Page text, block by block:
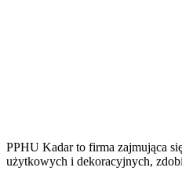
PPHU Kadar to firma zajmująca
użytkowych i dekoracyjnych,